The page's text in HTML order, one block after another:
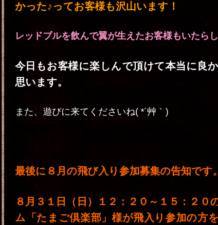
かった♪ってお客様も沢山います！
レッドブルを飲んで翼が生えたお客様もいたら
今日もお客様に楽しんで頂けて本当に良
思います。
また、遊びに来てくださいね( *´艸｀)
最後に８月の飛び入り参加募集の告知です
８月３１日（日）１２：２０～１５：２０
ム「たまご倶楽部」様が飛入り参加の方